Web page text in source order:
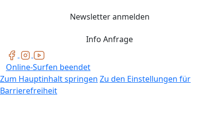
Newsletter anmelden
Info Anfrage
Online-Surfen beendet
Zum Hauptinhalt springen Zu den Einstellungen für
Barrierefreiheit